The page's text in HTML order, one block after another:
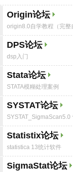
Origin论坛
origin8.0自学教程（完整
DPS论坛
dsp入门
Stata论坛
STATA模糊处理案例
SYSTAT论坛
Statistix论坛
statistica 13统计软件
SigmaStat论坛